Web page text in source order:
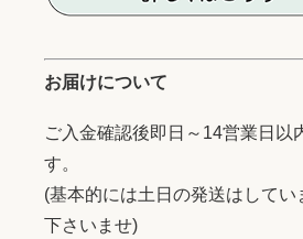
お届けについて
ご入金確認後即日～14営業日以
す。
(基本的には土日の発送はしてい
下さいませ)